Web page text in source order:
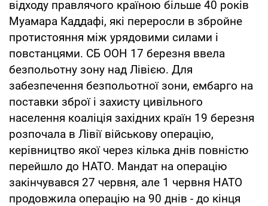
відходу правлячого країною більше 40 років
Муамара Каддафі, які переросли в збройне
протистояння між урядовими силами і
повстанцями. СБ ООН 17 березня ввела
безпольотну зону над Лівією. Для
забезпечення безпольотної зони, ембарго на
поставки зброї і захисту цивільного
населення коаліція західних країн 19 березня
розпочала в Лівії військову операцію,
керівництво якої через кілька днів повністю
перейшло до НАТО. Мандат на операцію
закінчувався 27 червня, але 1 червня НАТО
продовжила операцію на 90 днів - до кінця